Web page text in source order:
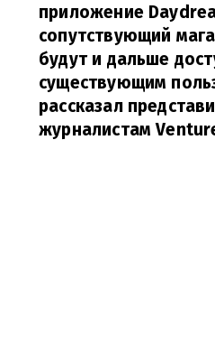
приложение
сопутствующий
будут и дальше
существующим
рассказал
журналистам